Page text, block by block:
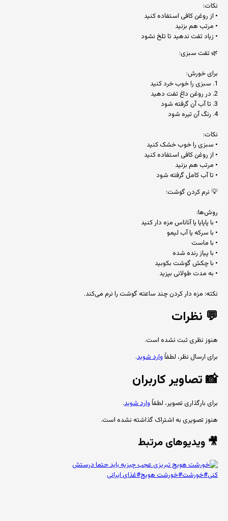
نکات:
• از روغن کافی استفاده کنید
• مرتب هم بزنید
• زیاد تفت ندهید تا تلخ نشود
🌿 تفت سبزی:
برای خورش:
1. سبزی را خوب خرد کنید
2. در روغن داغ تفت دهید
3. تا آب آن گرفته شود
4. رنگ آن تیره شود
نکات:
• سبزی را خوب خشک کنید
• از روغن کافی استفاده کنید
• مرتب هم بزنید
• تا آب کامل گرفته شود
💡 نرم کردن گوشت:
روش‌ها:
• با پاپایا یا آناناس مزه دار کنید
• با سرکه یا آب لیمو
• با ماست
• با پیاز رنده شده
• با چکش گوشت بکوبید
• به مدت طولانی بپزید
نکته: مزه دار کردن چند ساعته گوشت را نرم می‌کند.
💬 نظرات
هنوز نظری ثبت نشده است.
برای ارسال نظر، لطفاًوارد شوید.
📸تصاویر کاربران
برای بارگذاری تصویر، لطفاًوارد شوید.
هنوز تصویری به اشتراک گذاشته نشده است.
🎥 ویدیوهای مرتبط